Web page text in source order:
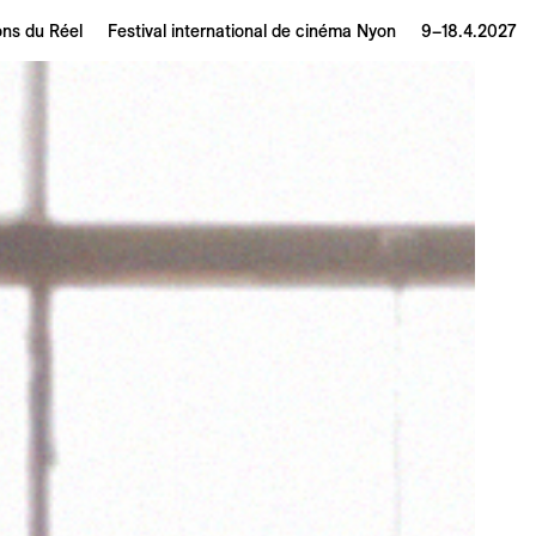
du Réel Festival international de cinéma Nyon 9–18.4.2027